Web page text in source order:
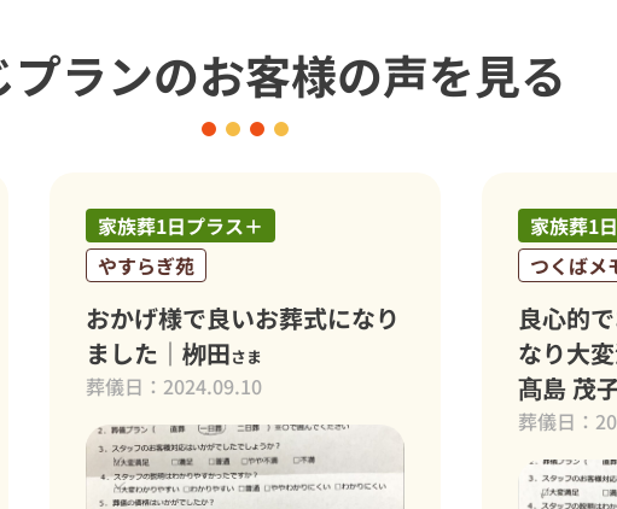
プランのお客様の声を見る
式になり
家族葬1日プラス＋
良心的でお値段以上の葬儀と
なり大変満足しております |
髙島 茂子
葬儀日：2024.06.03